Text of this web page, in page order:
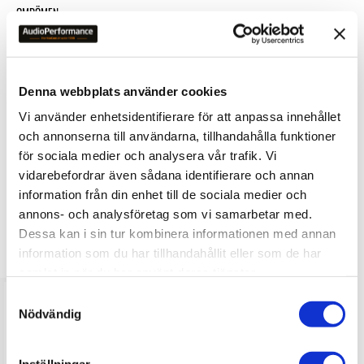
Denna webbplats använder cookies
Vi använder enhetsidentifierare för att anpassa innehållet
och annonserna till användarna, tillhandahålla funktioner
för sociala medier och analysera vår trafik. Vi
vidarebefordrar även sådana identifierare och annan
information från din enhet till de sociala medier och
annons- och analysföretag som vi samarbetar med.
Dessa kan i sin tur kombinera informationen med annan
information som du har tillhandahållit eller som de har
Nödvändig
OMDÖMEN
Bli den första att lämna ett omdöme.
LIKNANDE PRODUKTER